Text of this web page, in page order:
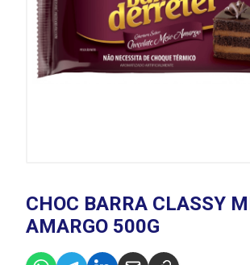
CHOC BARRA CLASSY
AMARGO 500G